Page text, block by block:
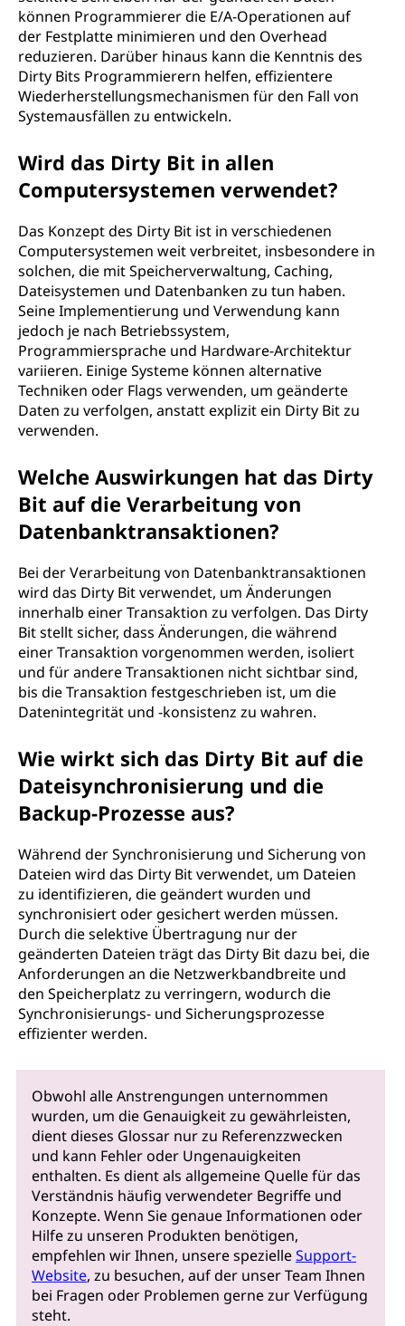
können Programmierer die E/A-Operationen auf
der Festplatte minimieren und den Overhead
reduzieren. Darüber hinaus kann die Kenntnis des
Dirty Bits Programmierern helfen, effizientere
Wiederherstellungsmechanismen für den Fall von
Systemausfällen zu entwickeln.
Wird das Dirty Bit in allen
Computersystemen verwendet?
Das Konzept des Dirty Bit ist in verschiedenen
Computersystemen weit verbreitet, insbesondere in
solchen, die mit Speicherverwaltung, Caching,
Dateisystemen und Datenbanken zu tun haben.
Seine Implementierung und Verwendung kann
jedoch je nach Betriebssystem,
Programmiersprache und Hardware-Architektur
variieren. Einige Systeme können alternative
Techniken oder Flags verwenden, um geänderte
Daten zu verfolgen, anstatt explizit ein Dirty Bit zu
verwenden.
Welche Auswirkungen hat das Dirty
Bit auf die Verarbeitung von
Datenbanktransaktionen?
Bei der Verarbeitung von Datenbanktransaktionen
wird das Dirty Bit verwendet, um Änderungen
innerhalb einer Transaktion zu verfolgen. Das Dirty
Bit stellt sicher, dass Änderungen, die während
einer Transaktion vorgenommen werden, isoliert
und für andere Transaktionen nicht sichtbar sind,
bis die Transaktion festgeschrieben ist, um die
Datenintegrität und -konsistenz zu wahren.
Wie wirkt sich das Dirty Bit auf die
Dateisynchronisierung und die
Backup-Prozesse aus?
Während der Synchronisierung und Sicherung von
Dateien wird das Dirty Bit verwendet, um Dateien
zu identifizieren, die geändert wurden und
synchronisiert oder gesichert werden müssen.
Durch die selektive Übertragung nur der
geänderten Dateien trägt das Dirty Bit dazu bei, die
Anforderungen an die Netzwerkbandbreite und
den Speicherplatz zu verringern, wodurch die
Synchronisierungs- und Sicherungsprozesse
effizienter werden.
Obwohl alle Anstrengungen unternommen
wurden, um die Genauigkeit zu gewährleisten,
dient dieses Glossar nur zu Referenzzwecken
und kann Fehler oder Ungenauigkeiten
enthalten. Es dient als allgemeine Quelle für das
Verständnis häufig verwendeter Begriffe und
Konzepte. Wenn Sie genaue Informationen oder
Hilfe zu unseren Produkten benötigen,
empfehlen wir Ihnen, unsere spezielleSupport-
Website, zu besuchen, auf der unser Team Ihnen
bei Fragen oder Problemen gerne zur Verfügung
steht.